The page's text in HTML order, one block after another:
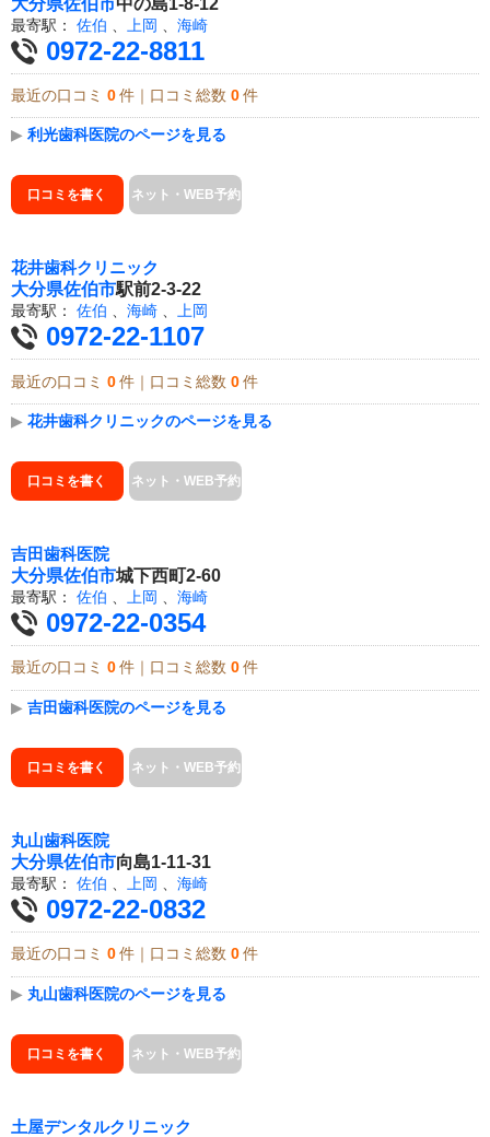
最寄駅： 佐伯 上岡 海崎
0972-22-8811
最近の口コミ 0 件｜口コミ総数 0 件
▶ 利光歯科医院のページを見る
口コミを書く ネット・WEB予約
花井歯科クリニック
大分県佐伯市駅前2-3-22
最寄駅： 佐伯 、 海崎 、 上岡
0972-22-1107
最近の口コミ 0 件｜口コミ総数 0 件
▶ 花井歯科クリニックのページを見る
口コミを書く ネット・WEB予約
吉田歯科医院
大分県佐伯市城下西町2-60
最寄駅： 佐伯 上岡 海崎
0972-22-0354
最近の口コミ 0 件｜口コミ総数 0 件
▶ 吉田歯科医院のページを見る
口コミを書く ネット・WEB予約
丸山歯科医院
大分県佐伯市向島1-11-31
最寄駅： 佐伯 上岡 海崎
0972-22-0832
最近の口コミ 0 件｜口コミ総数 0 件
▶ 丸山歯科医院のページを見る
口コミを書く ネット・WEB予約
土屋デンタルクリニック